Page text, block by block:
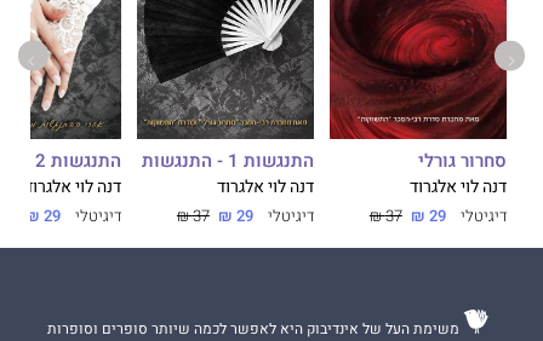
סחרור גורלי
דנה לוי אלגרוד
דיגיטלי 29 ₪
37 ₪
התנגשות 1 - התנגשות
דנה לוי אלגרוד
דיגיטלי 29 ₪
37 ₪
התנגשות 2 - התמכרות
דנה לוי אלגרוד
דיגיטלי 29 ₪
משימת העל של אינדיבוק היא לאפשר לכמה שיותר סופרים וסופרות